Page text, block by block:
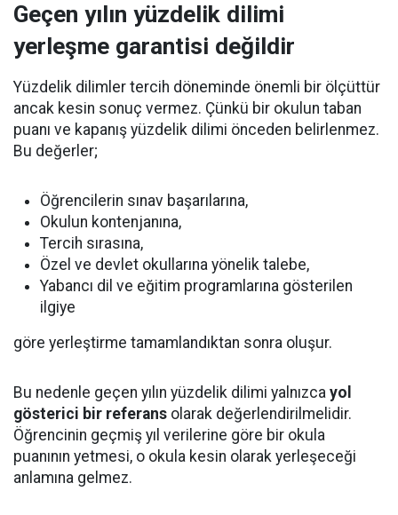
Geçen yılın yüzdelik dilimi
yerleşme garantisi değildir
Yüzdelik dilimler tercih döneminde önemli bir ölçüttür
ancak kesin sonuç vermez. Çünkü bir okulun taban
puanı ve kapanış yüzdelik dilimi önceden belirlenmez.
Bu değerler;
Öğrencilerin sınav başarılarına,
Okulun kontenjanına,
Tercih sırasına,
Özel ve devlet okullarına yönelik talebe,
Yabancı dil ve eğitim programlarına gösterilen
ilgiye
göre yerleştirme tamamlandıktan sonra oluşur.
Bu nedenle geçen yılın yüzdelik dilimi yalnızca yol
gösterici bir referans olarak değerlendirilmelidir.
Öğrencinin geçmiş yıl verilerine göre bir okula
puanının yetmesi, o okula kesin olarak yerleşeceği
anlamına gelmez.